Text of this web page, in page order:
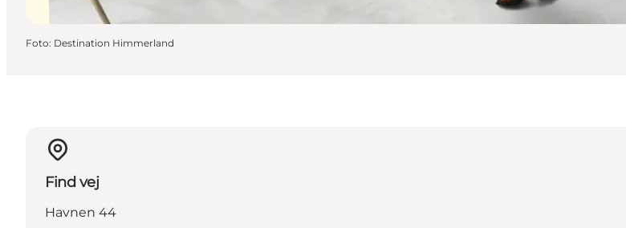
Foto: Destination Himmerland
Find vej
Havnen 44